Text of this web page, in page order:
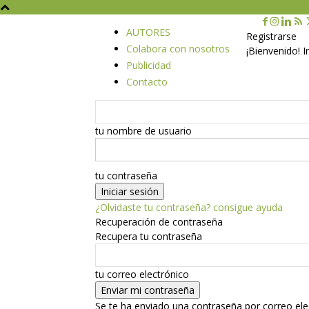
AUTORES
Colabora con nosotros
Publicidad
Contacto
Registrarse
¡Bienvenido!
tu nombre de usuario
tu contraseña
¿Olvidaste tu contraseña? consigue ayuda
Recuperación de contraseña
Recupera tu contraseña
tu correo electrónico
Se te ha enviado una contraseña por correo